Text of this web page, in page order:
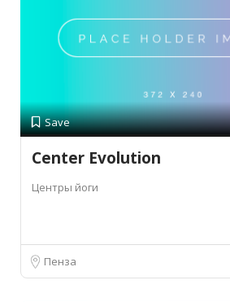
Save
Center Evolution
Центры йоги
Пенза